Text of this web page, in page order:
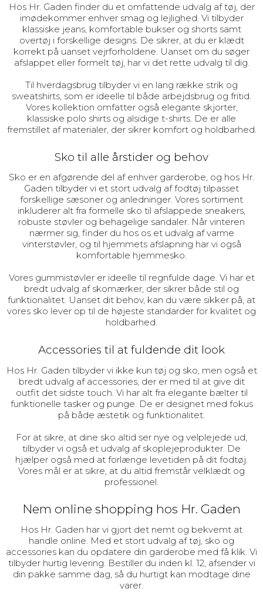
Hos Hr. Gaden finder du et omfattende udvalg af tøj, der
imødekommer enhver smag og lejlighed. Vi tilbyder
klassiske jeans, komfortable bukser og shorts samt
overtøj i forskellige designs. De sikrer, at du er klædt
korrekt på uanset vejrforholdene. Uanset om du søger
afslappet eller formelt tøj, har vi det rette udvalg til dig.
Til hverdagsbrug tilbyder vi en lang række strik og
sweatshirts, som er ideelle til både arbejdsbrug og fritid.
Vores kollektion omfatter også elegante skjorter,
klassiske polo shirts og alsidige t-shirts. De er alle
fremstillet af materialer, der sikrer komfort og holdbarhed.
Sko til alle årstider og behov
Sko er en afgørende del af enhver garderobe, og hos Hr.
Gaden tilbyder vi et stort udvalg af fodtøj tilpasset
forskellige sæsoner og anledninger. Vores sortiment
inkluderer alt fra formelle sko til afslappede sneakers,
robuste støvler og behagelige sandaler. Når vinteren
nærmer sig, finder du hos os et udvalg af varme
vinterstøvler, og til hjemmets afslapning har vi også
komfortable hjemmesko.
Vores gummistøvler er ideelle til regnfulde dage. Vi har et
bredt udvalg af skomærker, der sikrer både stil og
funktionalitet. Uanset dit behov, kan du være sikker på, at
vores sko lever op til de højeste standarder for kvalitet og
holdbarhed.
Accessories til at fuldende dit look
Hos Hr. Gaden tilbyder vi ikke kun tøj og sko, men også et
bredt udvalg af accessories, der er med til at give dit
outfit det sidste touch. Vi har alt fra elegante bælter til
funktionelle tasker og punge. De er designet med fokus
på både æstetik og funktionalitet.
For at sikre, at dine sko altid ser nye og velplejede ud,
tilbyder vi også et udvalg af skoplejeprodukter. De
hjælper også med at forlænge levetiden på dit fodtøj.
Vores mål er at sikre, at du altid fremstår velklædt og
professionel.
Nem online shopping hos Hr. Gaden
Hos Hr. Gaden har vi gjort det nemt og bekvemt at
handle online. Med et stort udvalg af tøj, sko og
accessories kan du opdatere din garderobe med få klik. Vi
tilbyder hurtig levering. Bestiller du inden kl. 12, afsender vi
din pakke samme dag, så du hurtigt kan modtage dine
varer.